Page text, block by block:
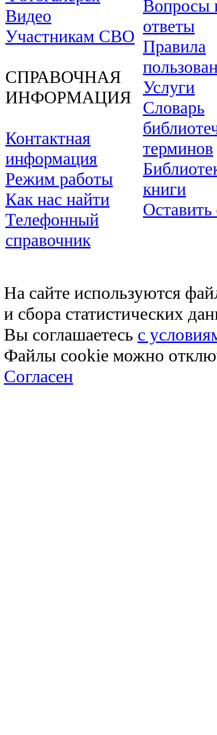
Видео
Участникам СВО
СПРАВОЧНАЯ
ИНФОРМАЦИЯ
Контактная
информация
Режим работы
Как нас найти
Телефонный
справочник
Вопросы
ответы
Правила
Услуги
Словарь
терминов
книги
Оставить
На сайте используются
и сбора статистических
Вы соглашаетесь с
Файлы cookie можно
Согласен